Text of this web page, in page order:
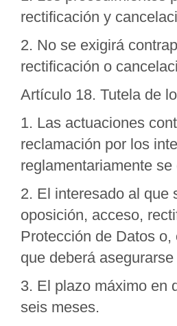
rectificación y
2. No se exigirá
rectificación o
Artículo 18. Tutela de
1. Las actuaciones
reclamación por los
reglamentariamente se
2. El interesado al que
oposición, acceso,
Protección de Datos
que deberá
3. El plazo máximo en
seis meses.